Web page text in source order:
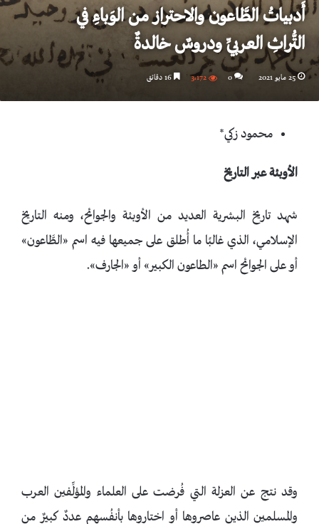
أَدبياتُ الطَّاعون والاحتراز من الوَباءِ في
التُّراثِ العربيِّ ودروسٌ خالدةٌ
25 مايو 2021 0 3٬172
محمود زكي*
الأوبئة عبر التاريخ
شهد تاريخ البشرية العديد من الأوبئة والجوائح، ومنه التاريخ
الإسلامي، الذي غالبًا ما أُطلق على جميعها فيه اسم «الطَّاعون»
أو على الجوائح اسم «الطاعون الكبير» أو «الجارف».
وقد نتج عن العزلة التي فُرضت على العلماء والمؤلِّفين العرب
والمسلمين الذين عاصروها أو اختاروها بأنفُسهم عددٌ كبيرٌ من